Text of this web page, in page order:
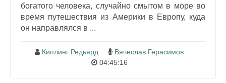
богатого человека, случайно смытом в море во
время путешествия из Америки в Европу, куда
он направлялся в ...
Киплинг Редьярд
Вячеслав Герасимов
04:45:16